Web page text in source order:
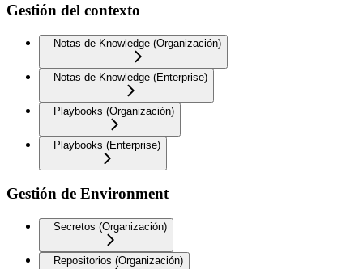
Gestión del contexto
Notas de Knowledge (Organización)
Notas de Knowledge (Enterprise)
Playbooks (Organización)
Playbooks (Enterprise)
Gestión de Environment
Secretos (Organización)
Repositorios (Organización)